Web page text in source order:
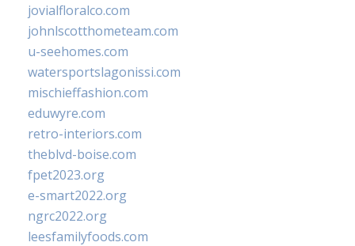
jovialfloralco.com
johnlscotthometeam.com
u-seehomes.com
watersportslagonissi.com
mischieffashion.com
eduwyre.com
retro-interiors.com
theblvd-boise.com
fpet2023.org
e-smart2022.org
ngrc2022.org
leesfamilyfoods.com